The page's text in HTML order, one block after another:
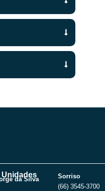
da Silva
Sorriso
(66) 3545-3700